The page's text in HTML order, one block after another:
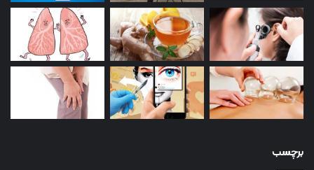
برچسب